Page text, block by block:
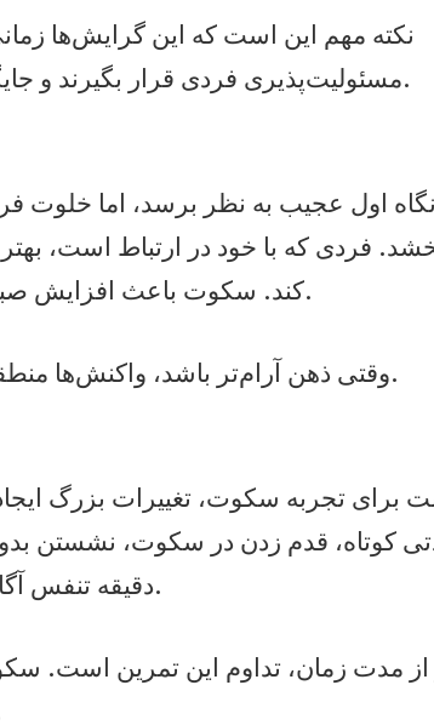
نکته مهم این است که این گرایش‌ها
مسئولیت‌پذیری فردی قرار بگیرند و جایگزین تفکر و اقدام آگاهانه نشوند.
اول عجیب به نظر برسد، اما خلوت
فردی که با خود در ارتباط است، بهتر
کند. سکوت باعث افزایش صبر، همدلی و درک متقابل می‌شود.
وقتی ذهن آرام‌تر باشد، واکنش‌ها منطقی‌تر و روابط سالم‌تر خواهند بود.
برای تجربه سکوت، تغییرات بزرگ
کوتاه، قدم زدن در سکوت، نشستن
دقیقه تنفس آگاهانه، می‌تواند شروع خوبی باشد.
از مدت زمان، تداوم این تمرین است.